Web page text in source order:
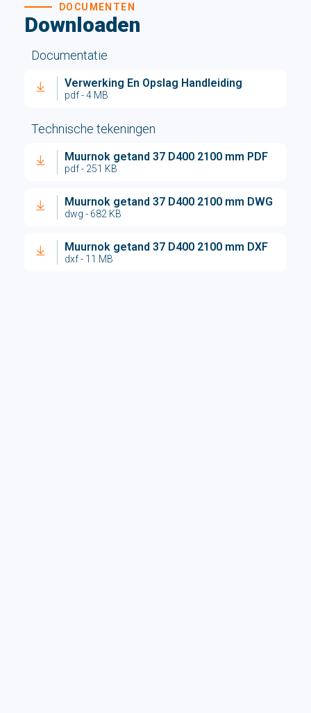
Downloaden
DOCUMENTEN
Documentatie
Verwerking En Opslag Handleiding
pdf - 4 MB
Technische tekeningen
Muurnok getand 37 D400 2100 mm PDF
pdf - 251 KB
Muurnok getand 37 D400 2100 mm DWG
dwg - 682 KB
Muurnok getand 37 D400 2100 mm DXF
dxf - 11 MB